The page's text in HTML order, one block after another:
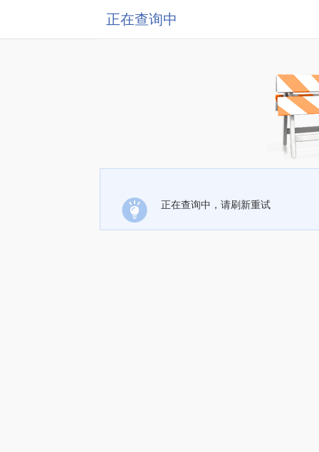
正在查询中
正在查询中，请刷新重试